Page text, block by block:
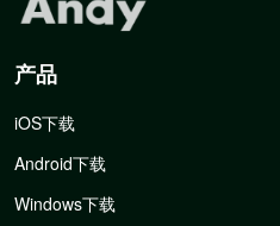
产品
iOS下载
Android下载
Windows下载